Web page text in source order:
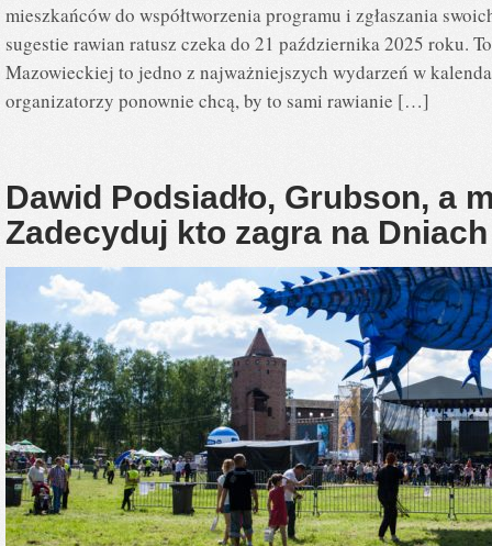
mieszkańców do współtworzenia programu i zgłaszania
sugestie rawian ratusz czeka do 21 października 2025 roku.
Mazowieckiej to jedno z najważniejszych wydarzeń w
organizatorzy ponownie chcą, by to sami rawianie […]
Dawid Podsiadło, Grubson, a
Zadecyduj kto zagra na